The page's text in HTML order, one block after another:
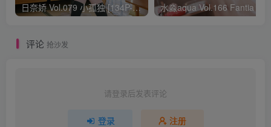
日奈娇 Vol.079 小孤独 [134P-1.84GB]
评论 抢沙发
请登录后发表评论
登录 注册